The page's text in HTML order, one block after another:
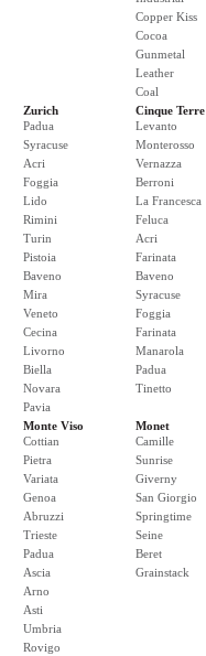
Copper Kiss
Cocoa
Gunmetal
Leather
Coal
Zurich
Padua
Syracuse
Acri
Foggia
Lido
Rimini
Turin
Pistoia
Baveno
Mira
Veneto
Cecina
Livorno
Biella
Novara
Pavia
Cinque Terre
Levanto
Monterosso
Vernazza
Berroni
La Francesca
Feluca
Acri
Farinata
Baveno
Syracuse
Foggia
Farinata
Manarola
Padua
Tinetto
Monte Viso
Cottian
Pietra
Variata
Genoa
Abruzzi
Trieste
Padua
Ascia
Arno
Asti
Umbria
Rovigo
Monet
Camille
Sunrise
Giverny
San Giorgio
Springtime
Seine
Beret
Grainstack